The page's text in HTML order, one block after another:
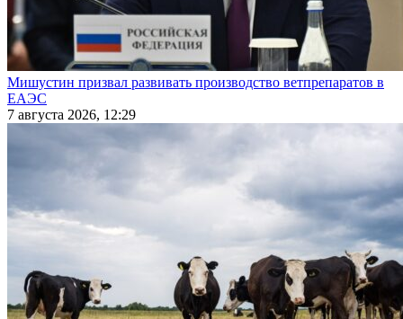
Мишустин призвал развивать производство ветпрепаратов в
ЕАЭС
7 августа 2026, 12:29